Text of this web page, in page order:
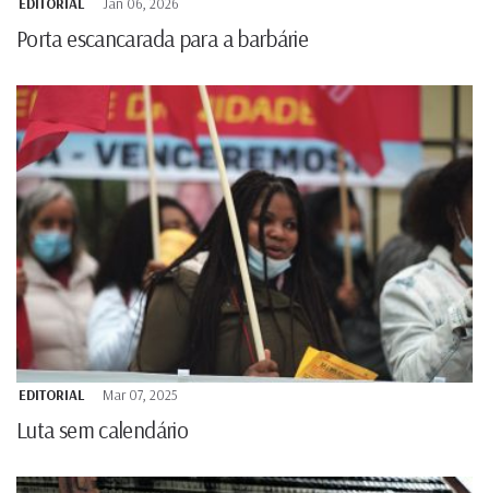
EDITORIAL Jan 06, 2026
Porta escancarada para a barbárie
EDITORIAL Mar 07, 2025
Luta sem calendário